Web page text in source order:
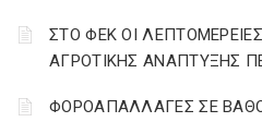
ΣΤΟ ΦΕΚ ΟΙ
ΑΓΡΟΤΙΚΗΣ ΑΝΑΠΤΥΞΗΣ
ΦΟΡΟΑΠΑΛΛΑΓΕΣ ΣΕ